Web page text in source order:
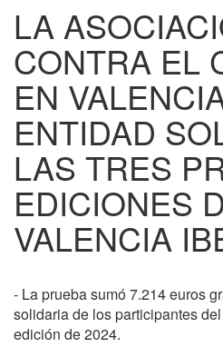
LA
CONTRA EL
EN
ENTIDAD
LAS TRES
EDICIONES
VALENCIA
- La prueba sumó 7.214 euros
solidaria de los participantes
edición de 2024.